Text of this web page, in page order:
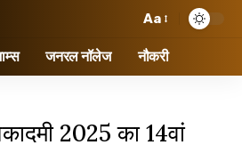
Aa
जनरल नॉलेज नौकरी
2025 का 14वां